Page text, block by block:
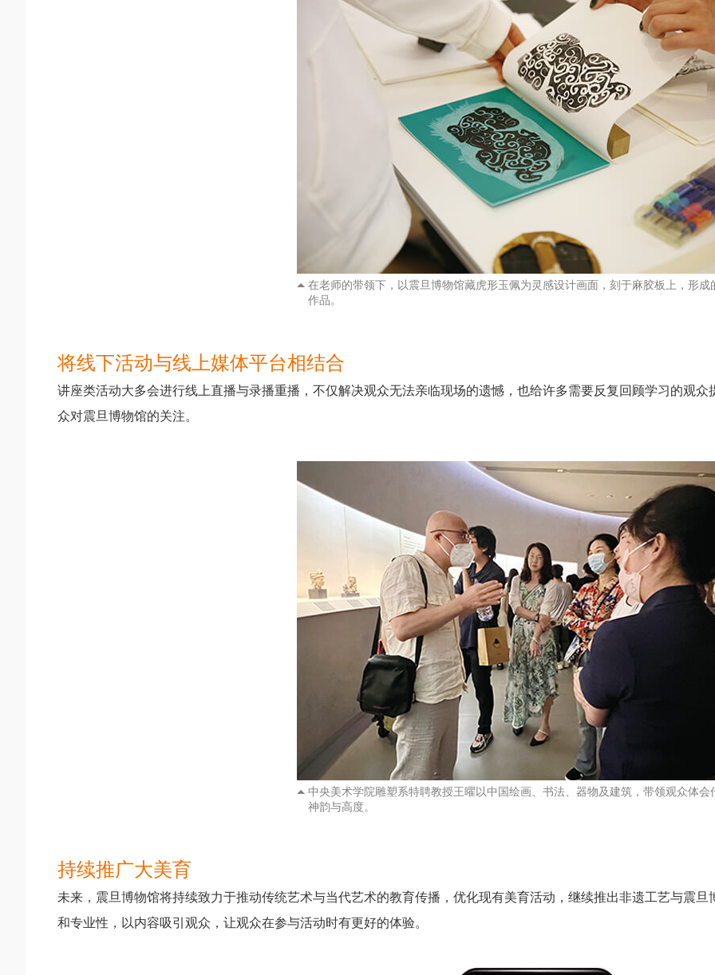
在老师的带领下，以震旦博物馆藏虎形玉佩为灵感设计画面，刻于麻胶板上，形成
作品。
将线下活动与线上媒体平台相结合
讲座类活动大多会进行线上直播与录播重播，不仅解决观众无法亲临现场的遗憾，也给许多需要反复回顾学习的观
众对震旦博物馆的关注。
中央美术学院雕塑系特聘教授王曜以中国绘画、书法、器物及建筑，带领观众体会
神韵与高度。
持续推广大美育
未来，震旦博物馆将持续致力于推动传统艺术与当代艺术的教育传播，优化现有美育活动，继续推出非遗工艺与震
和专业性，以内容吸引观众，让观众在参与活动时有更好的体验。